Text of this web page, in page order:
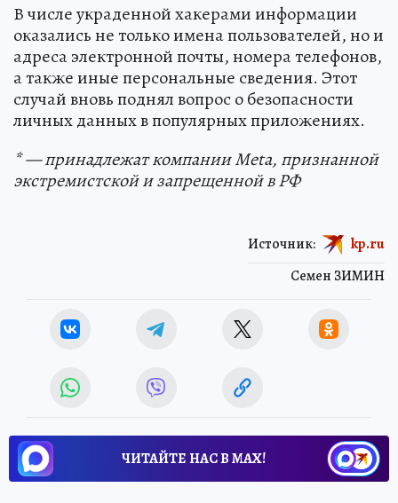
В числе украденной хакерами информации
оказались не только имена пользователей, но и
адреса электронной почты, номера телефонов,
а также иные персональные сведения. Этот
случай вновь поднял вопрос о безопасности
личных данных в популярных приложениях.
* — принадлежат компании Meta, признанной
экстремистской и запрещенной в РФ
Семен ЗИМИН
Источник: kp.ru
ЧИТАЙТЕ НАС В МАХ!